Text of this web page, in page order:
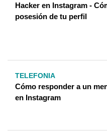
Hacker en Instagram -
posesión de tu perfil
TELEFONIA
Cómo responder a un
en Instagram